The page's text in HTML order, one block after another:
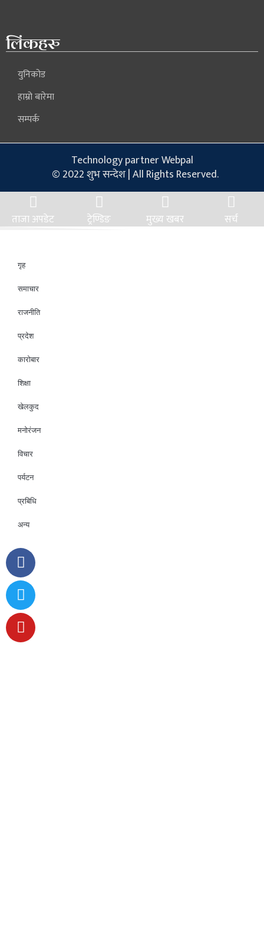
लिंकहरु
युनिकोड
हाम्रो बारेमा
सम्पर्क
© 2022 शुभ सन्देश | All Rights Reserved.
Technology partner Webpal
ताजा अपडेट ट्रेण्डिङ मुख्य खबर सर्च
गृह
समाचार
राजनीति
प्रदेश
कारोबार
शिक्षा
खेलकुद
मनोरंजन
विचार
पर्यटन
प्रबिधि
अन्य